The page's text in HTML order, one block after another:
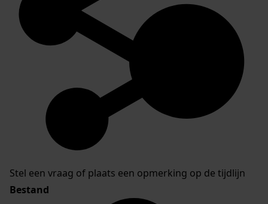
Stel een vraag of plaats een opmerking op de tijdlijn
Bestand